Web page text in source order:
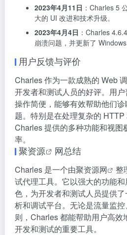
2023年4月11日 ：Charles 5
大的 UI 改进和技术升级。
2023年4月4日 ：Charles
崩溃问题，并更新了 Windows
用户反馈与评价
Charles 作为一款成熟的 Web
开发者和测试人员的好评。用户
操作简便，能够有效帮助他们
题。特别是在处理复杂的 HTTP
Charles 提供的多种功能和视图
率。
聚资源 网总结
Charles 是一个由聚资源网
整
试代理工具。它以强大的功能
色，为开发者和测试人员提供
析和调试平台。无论是流量监
则，Charles 都能帮助用户高
开发和测试的重要工具。